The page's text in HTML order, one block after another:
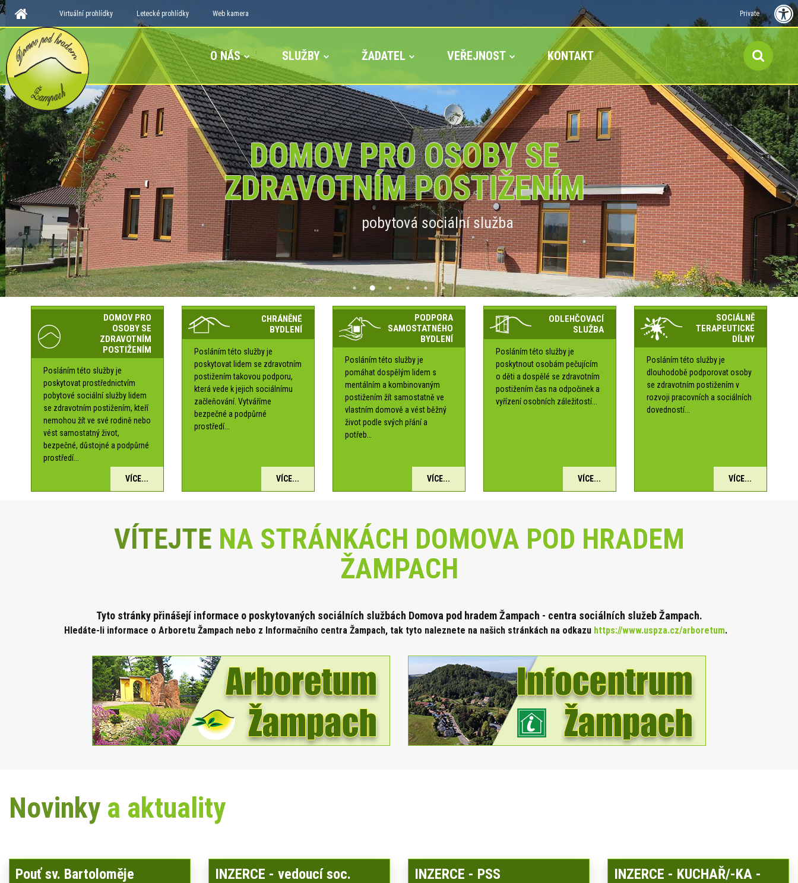
Virtuální prohlídky Letecké prohlídky Web kamera Private
O NÁS SLUŽBY ŽADATEL VEŘEJNOST KONTAKT
DOMOV PRO OSOBY SE
ZDRAVOTNÍM POSTIŽENÍM
pobytová sociální služba
DOMOV PRO
OSOBY SE
ZDRAVOTNÍM
POSTIŽENÍM
Posláním této služby je
poskytovat prostřednictvím
pobytové sociální služby lidem
se zdravotním postižením, kteří
nemohou žít ve své rodině nebo
vést samostatný život,
bezpečné, důstojné a podpůrné
prostředí...
VÍCE...
CHRÁNĚNÉ
BYDLENÍ
Posláním této služby je
poskytovat lidem se zdravotním
postižením takovou podporu,
která vede k jejich sociálnímu
začleňování. Vytváříme
bezpečné a podpůrné
prostředí...
VÍCE...
PODPORA
SAMOSTATNÉHO
BYDLENÍ
Posláním této služby je
pomáhat dospělým lidem s
mentálním a kombinovaným
postižením žít samostatně ve
vlastním domově a vést běžný
život podle svých přání a
potřeb…
VÍCE...
ODLEHČOVACÍ
SLUŽBA
Posláním této služby je
poskytnout osobám pečujícím
o děti a dospělé se zdravotním
postižením čas na odpočinek a
vyřízení osobních záležitostí...
VÍCE...
SOCIÁLNĚ
TERAPEUTICKÉ
DÍLNY
Posláním této služby je
dlouhodobě podporovat osoby
se zdravotním postižením v
rozvoji pracovních a sociálních
dovedností...
VÍCE...
VÍTEJTE NA STRÁNKÁCH DOMOVA POD HRADEM
ŽAMPACH
Tyto stránky přinášejí informace o poskytovaných sociálních službách Domova pod hradem Žampach - centra sociálních služeb Žampach.
Hledáte-li informace o Arboretu Žampach nebo z Informačního centra Žampach, tak tyto naleznete na našich stránkách na odkazu https://www.uspza.cz/arboretum.
Novinky a aktuality
Pouť sv. Bartoloměje
INZERCE - vedoucí soc.
INZERCE - PSS
INZERCE - KUCHAŘ/-KA -